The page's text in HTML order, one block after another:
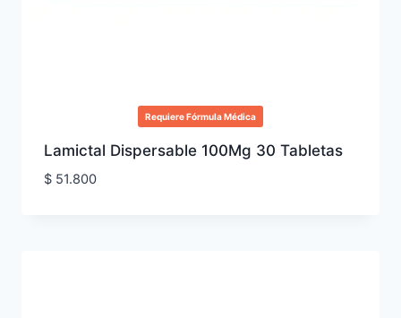
Requiere Fórmula Médica
Lamictal Dispersable 100Mg 30 Tabletas
$51.800